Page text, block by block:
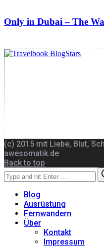
Only in Dubai – The
(c) 2015 mit Liebe, Blut,
awesomatik.de
Back to top
Search
for:
Blog
Ausrüstung
Fernwandern
Über
Kontakt
Impressum